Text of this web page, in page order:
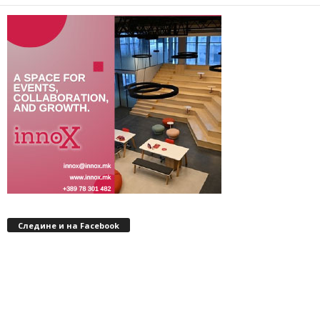
Следине и на Facebook